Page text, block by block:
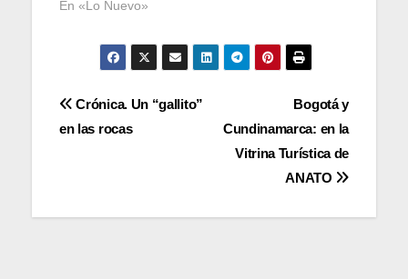
En «Lo Nuevo»
Navegación
Bogotá y
Cundinamarca: en la
Vitrina Turística de
ANATO
Crónica. Un “gallito”
en las rocas